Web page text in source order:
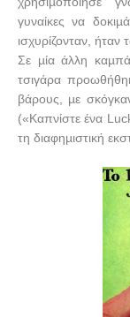
γυναίκες να
ισχυρίζονταν, ήταν
Σε µία άλλη
τσιγάρα
βάρους, µε
(«Καπνίστε ένα
τη διαφηµιστική